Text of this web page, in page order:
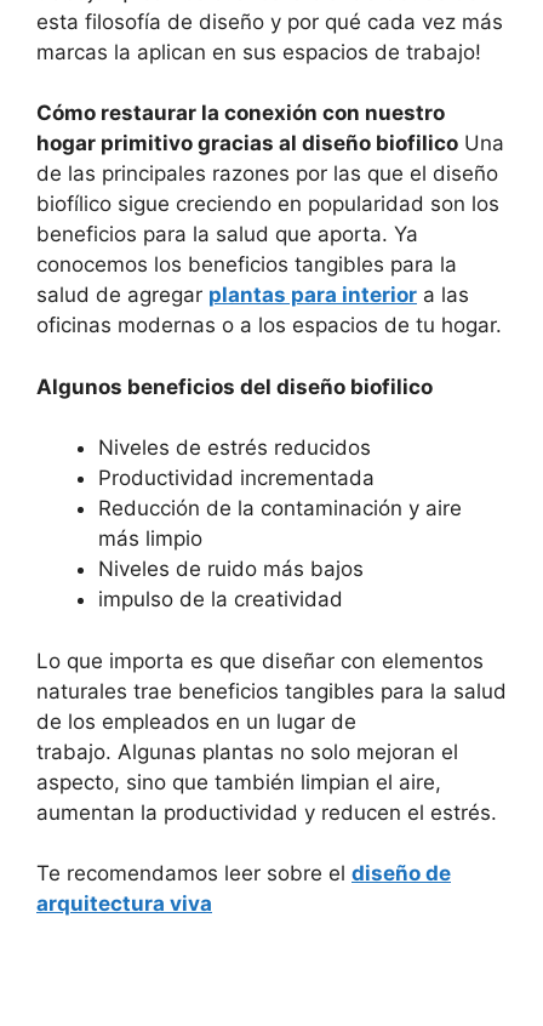
esta filosofía de diseño y por qué cada vez más
marcas la aplican en sus espacios de trabajo!
Cómo restaurar la conexión con nuestro
hogar primitivo gracias al diseño biofilico Una
de las principales razones por las que el diseño
biofílico sigue creciendo en popularidad son los
beneficios para la salud que aporta. Ya
conocemos los beneficios tangibles para la
salud de agregar plantas para interior a las
oficinas modernas o a los espacios de tu hogar.
Algunos beneficios del diseño biofilico
Niveles de estrés reducidos
Productividad incrementada
Reducción de la contaminación y aire
más limpio
Niveles de ruido más bajos
impulso de la creatividad
Lo que importa es que diseñar con elementos
naturales trae beneficios tangibles para la salud
de los empleados en un lugar de
trabajo. Algunas plantas no solo mejoran el
aspecto, sino que también limpian el aire,
aumentan la productividad y reducen el estrés.
Te recomendamos leer sobre el diseño de
arquitectura viva